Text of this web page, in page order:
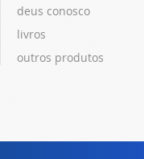
deus conosco
livros
outros produtos